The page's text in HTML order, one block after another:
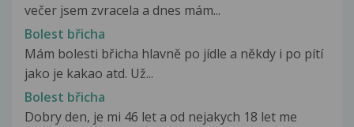
večer jsem zvracela a dnes mám...
Bolest břicha
Mám bolesti břicha hlavně po jídle a někdy i po pítí
jako je kakao atd. Už...
Bolest břicha
Dobry den, je mi 46 let a od nejakych 18 let me